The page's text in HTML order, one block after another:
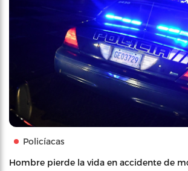
Policíacas
Hombre pierde la vida en accidente de